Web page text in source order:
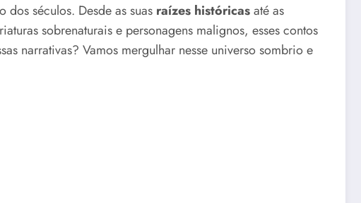
séculos. Desde as suas raízes históricasaté as
sobrenaturais e personagens malignos, esses contos
narrativas? Vamos mergulhar nesse universo sombrio e